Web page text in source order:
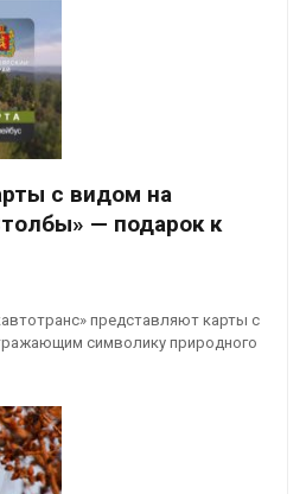
с видом на
— подарок к
представляют карты с
символику природного